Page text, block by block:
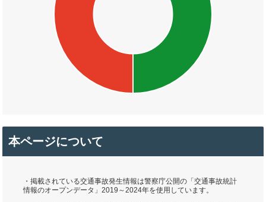
本ページについて
・掲載されている交通事故発生情報は警察庁公開の「交通事故統計
情報のオープンデータ」2019～2024年を使用しています。